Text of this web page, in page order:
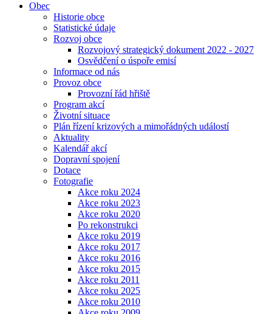
Obec
Historie obce
Statistické údaje
Rozvoj obce
Rozvojový strategický dokument 2022 - 2027
Osvědčení o úspoře emisí
Informace od nás
Provoz obce
Provozní řád hřiště
Program akcí
Životní situace
Plán řízení krizových a mimořádných událostí
Aktuality
Kalendář akcí
Dopravní spojení
Dotace
Fotografie
Akce roku 2024
Akce roku 2023
Akce roku 2020
Po rekonstrukci
Akce roku 2019
Akce roku 2017
Akce roku 2016
Akce roku 2015
Akce roku 2011
Akce roku 2025
Akce roku 2010